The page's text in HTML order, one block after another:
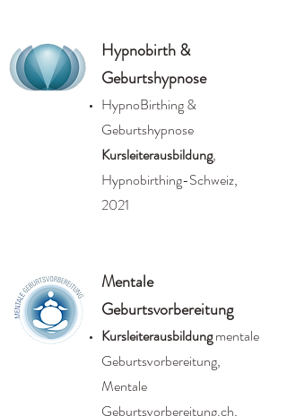
Hypnobirth &
Geburtshypnose
HypnoBirthing &
Geburtshypnose
Kursleiterausbildung,
Hypnobirthing-Schweiz,
2021
Mentale
Geburtsvorbereitung
Kursleiterausbildungmentale
Geburtsvorbereitung,
Mentale
Geburtsvorbereitung.ch,